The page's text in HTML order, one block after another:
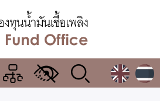
เมนู
เปลี่ยน